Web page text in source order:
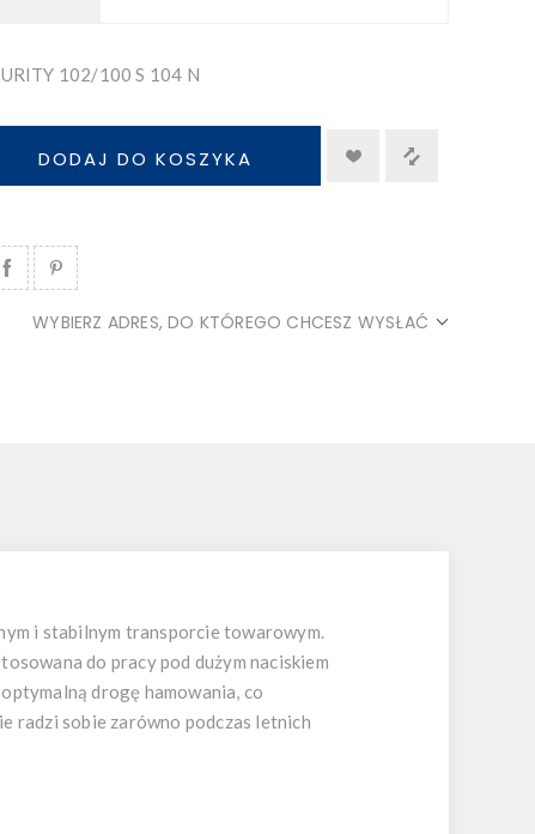
102/100 S 104 N
DODAJ DO KOSZYKA
WYBIERZ ADRES, DO KTÓREGO CHCESZ WYSŁAĆ
i stabilnym transporcie towarowym.
do pracy pod dużym naciskiem
drogę hamowania, co
radzi sobie zarówno podczas letnich